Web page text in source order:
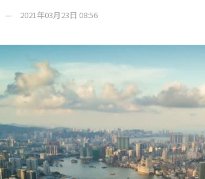
2021年03月23日 08:56